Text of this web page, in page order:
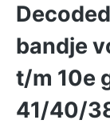
bandje
t/m 10e
41/40/